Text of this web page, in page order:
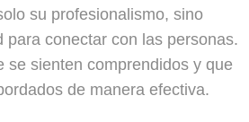
su profesionalismo, sino
para conectar con las personas.
se sienten comprendidos y que
de manera efectiva.